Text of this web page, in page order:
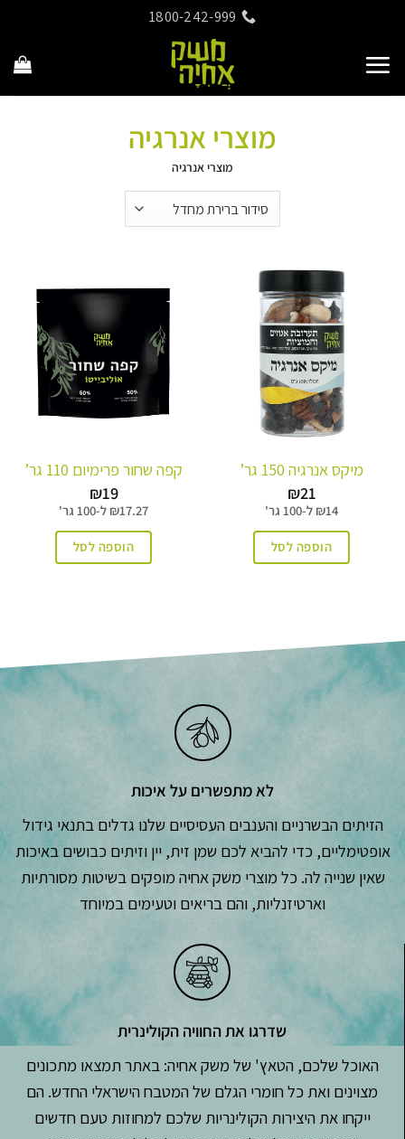
content
1800-242-999
מוצרי אנרגיה
מוצרי אנרגיה
מיקס אנרגיה 150 גר’
₪21
₪14 ל-100 גר'
הוספה לסל
קפה שחור פרימיום 110 גר’
₪19
₪17.27 ל-100 גר'
הוספה לסל
לא מתפשרים על איכות
הזיתים הבשרניים והענבים העסיסיים שלנו גדלים בתנאי גידול
אופטימליים, כדי להביא לכם שמן זית, יין וזיתים כבושים באיכות
שאין שנייה לה. כל מוצרי משק אחיה מופקים בשיטות מסורתיות
וארטיזנליות, והם בריאים וטעימים במיוחד
שדרגו את החוויה הקולינרית
האוכל שלכם, הטאץ' של משק אחיה: באתר תמצאו מתכונים
מצוינים ואת כל חומרי הגלם של המטבח הישראלי החדש. הם
ייקחו את היצירות הקולינריות שלכם למחוזות טעם חדשים